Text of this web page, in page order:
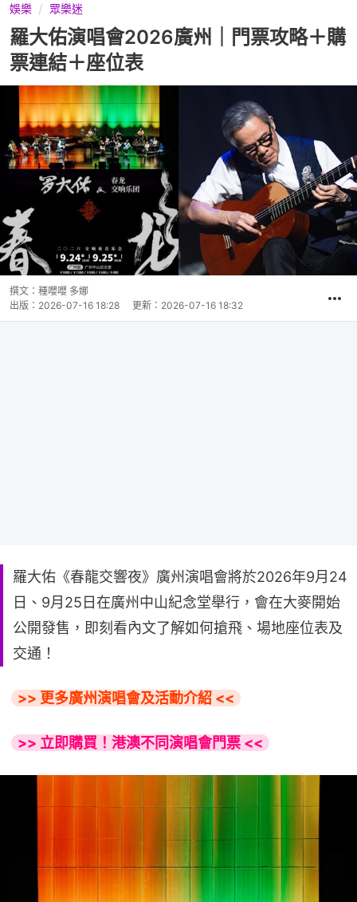
娛樂 眾樂迷
羅大佑演唱會2026廣州｜門票攻略＋購
票連結＋座位表
撰文： 種嚶嚶 多娜
出版： 2026-07-16 18:28 更新： 2026-07-16 18:32
羅大佑《春龍交響夜》廣州演唱會將於2026年9月24
日、9月25日在廣州中山紀念堂舉行，會在大麥開始
公開發售，即刻看內文了解如何搶飛、場地座位表及
交通！
>> 更多廣州演唱會及活動介紹 <<
>> 立即購買！港澳不同演唱會門票 <<